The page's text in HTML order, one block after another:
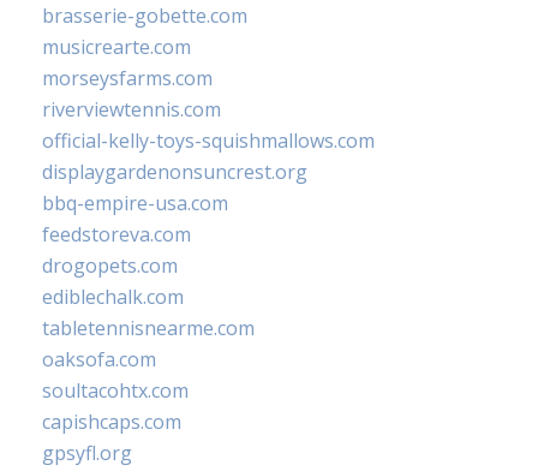
brasserie-gobette.com
musicrearte.com
morseysfarms.com
riverviewtennis.com
official-kelly-toys-squishmallows.com
displaygardenonsuncrest.org
bbq-empire-usa.com
feedstoreva.com
drogopets.com
ediblechalk.com
tabletennisnearme.com
oaksofa.com
soultacohtx.com
capishcaps.com
gpsyfl.org